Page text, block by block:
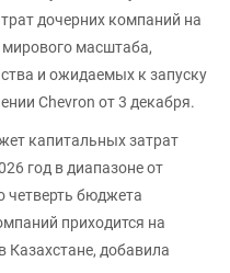
дочерних компаний на
масштаба,
и ожидаемых к запуску
Chevron от 3 декабря.
капитальных затрат
год в диапазоне от
четверть бюджета
приходится на
Казахстане, добавила